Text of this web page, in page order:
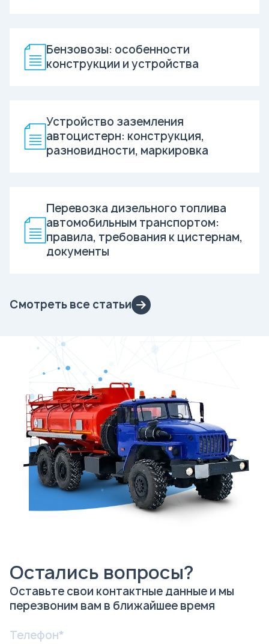
Бензовозы: особенности
конструкции и устройства
Устройство заземления
автоцистерн: конструкция,
разновидности, маркировка
Перевозка дизельного топлива
автомобильным транспортом:
правила, требования к цистернам,
документы
Смотреть все статьи
Остались вопросы?
Оставьте свои контактные данные и мы
перезвоним вам в ближайшее время